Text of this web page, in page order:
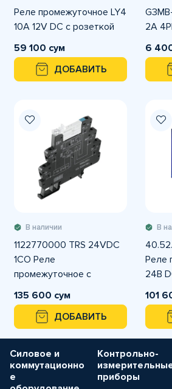
Реле промежуточное LY4
10A 12V DC с розеткой
59 100 сум
ДОБАВИТЬ
2A
6
В наличии
1122770000 TRS 24VDC
1CO Реле
промежуточное с
розеткой Weidmüller
135 600 сум
ДОБАВИТЬ
В
Реле
24В
101
Силовое и
коммутационно
е
Контрольно-
приборы